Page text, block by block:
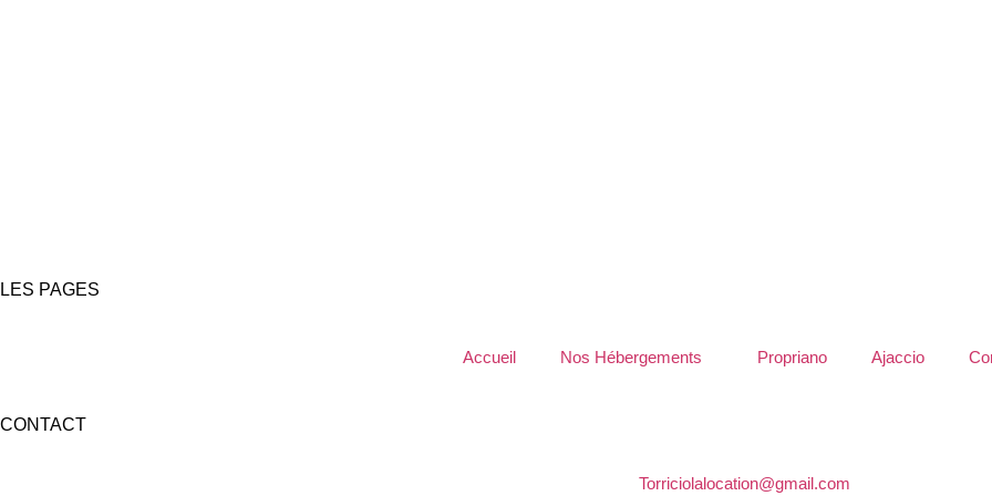
LES PAGES
Accueil Nos Hébergements Propriano Ajaccio
CONTACT
Torriciolalocation@gmail.com